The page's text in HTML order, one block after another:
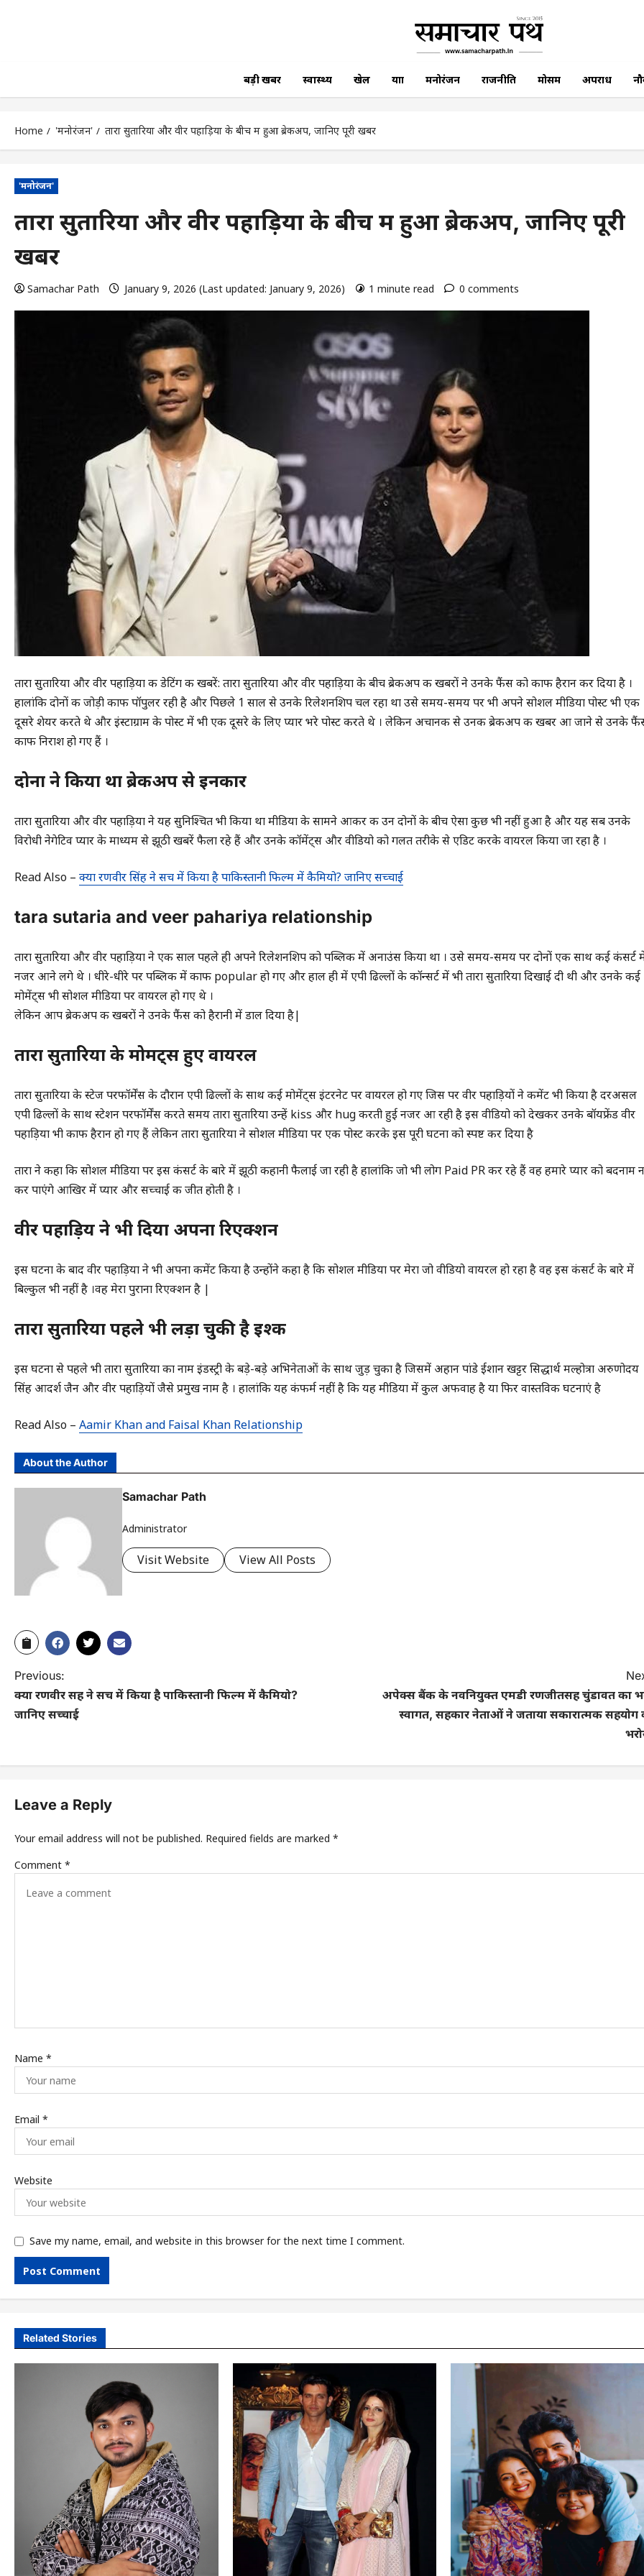
बड़ी खबर स्वास्थ्य खेल यात्रा मनोरंजन राजनीति मोसम अपराध
Home 'मनोरंजन' तारा सुतारिया और वीर पहाड़िया के बीच में हुआ ब्रेकअप, जानिए पूरी खबर
'मनोरंजन'
तारा सुतारिया और वीर पहाड़िया के बीच में हुआ ब्रेकअप, जानिए पूरी
खबर
Samachar Path January 9, 2026 (Last updated: January 9, 2026) 1 minute read 0 comments
तारा सुतारिया और वीर पहाड़िया की डेटिंग की खबरें: तारा सुतारिया और वीर पहाड़िया के बीच ब्रेकअप की खबरों ने उनके फैंस को काफी हैरान कर दिया है ।
हालांकि दोनों की जोड़ी काफी पॉपुलर रही है और पिछले 1 साल से उनके रिलेशनशिप चल रहा था उसे समय-समय पर भी अपने सोशल मीडिया पोस्ट भी एक
दूसरे शेयर करते थे और इंस्टाग्राम के पोस्ट में भी एक दूसरे के लिए प्यार भरे पोस्ट करते थे । लेकिन अचानक से उनकी ब्रेकअप की खबर आ जाने से उनके
काफी निराश हो गए हैं ।
दोनों ने किया था ब्रेकअप से इनकार
तारा सुतारिया और वीर पहाड़िया ने यह सुनिश्चित भी किया था मीडिया के सामने आकर की उन दोनों के बीच ऐसा कुछ भी नहीं हुआ है और यह सब उनके
विरोधी नेगेटिव प्यार के माध्यम से झूठी खबरें फैला रहे हैं और उनके कॉमेंट्स और वीडियो को गलत तरीके से एडिट करके वायरल किया जा रहा है ।
Read Also – क्या रणवीर सिंह ने सच में किया है पाकिस्तानी फिल्म में कैमियो? जानिए सच्चाई
tara sutaria and veer pahariya relationship
तारा सुतारिया और वीर पहाड़िया ने एक साल पहले ही अपने रिलेशनशिप को पब्लिक में अनाउंस किया था । उसे समय-समय पर दोनों एक साथ कई कंसर्ट
नजर आने लगे थे । धीरे-धीरे पर पब्लिक में काफी popular हो गए और हाल ही में एपी ढिल्लों के कॉन्सर्ट में भी तारा सुतारिया दिखाई दी थी और उनके कई
मोमेंट्स भी सोशल मीडिया पर वायरल हो गए थे ।
लेकिन आप ब्रेकअप की खबरों ने उनके फैंस को हैरानी में डाल दिया है|
तारा सुतारिया के मोमेंट्स हुए वायरल
तारा सुतारिया के स्टेज परफॉर्मेंस के दौरान एपी ढिल्लों के साथ कई मोमेंट्स इंटरनेट पर वायरल हो गए जिस पर वीर पहाड़ियों ने कमेंट भी किया है दरअसल
एपी ढिल्लों के साथ स्टेशन परफॉर्मेंस करते समय तारा सुतारिया उन्हें kiss और hug करती हुई नजर आ रही है इस वीडियो को देखकर उनके बॉयफ्रेंड वीर
पहाड़िया भी काफी हैरान हो गए हैं लेकिन तारा सुतारिया ने सोशल मीडिया पर एक पोस्ट करके इस पूरी घटना को स्पष्ट कर दिया है
तारा ने कहा कि सोशल मीडिया पर इस कंसर्ट के बारे में झूठी कहानी फैलाई जा रही है हालांकि जो भी लोग Paid PR कर रहे हैं वह हमारे प्यार को बदनाम
कर पाएंगे आखिर में प्यार और सच्चाई की जीत होती है ।
वीर पहाड़िय ने भी दिया अपना रिएक्शन
इस घटना के बाद वीर पहाड़िया ने भी अपना कमेंट किया है उन्होंने कहा है कि सोशल मीडिया पर मेरा जो वीडियो वायरल हो रहा है वह इस कंसर्ट के बारे में
बिल्कुल भी नहीं है ।वह मेरा पुराना रिएक्शन है |
तारा सुतारिया पहले भी लड़ा चुकी है इश्क
इस घटना से पहले भी तारा सुतारिया का नाम इंडस्ट्री के बड़े-बड़े अभिनेताओं के साथ जुड़ चुका है जिसमें अहान पांडे ईशान खट्टर सिद्धार्थ मल्होत्रा अरुणोदय
सिंह आदर्श जैन और वीर पहाड़ियों जैसे प्रमुख नाम है । हालांकि यह कंफर्म नहीं है कि यह मीडिया में कुल अफवाह है या फिर वास्तविक घटनाएं है
Read Also – Aamir Khan and Faisal Khan Relationship
About the Author
Samachar Path
Administrator
Visit Website View All Posts
Previous:
क्या रणवीर सिंह ने सच में किया है पाकिस्तानी फिल्म में कैमियो?
जानिए सच्चाई
अपेक्स बैंक के नवनियुक्त एमडी रणजीतसिंह चुंडावत का
स्वागत, सहकार नेताओं ने जताया सकारात्मक सहयोग
Leave a Reply
Your email address will not be published. Required fields are marked *
Comment *
Name *
Email *
Website
Save my name, email, and website in this browser for the next time I comment.
Related Stories